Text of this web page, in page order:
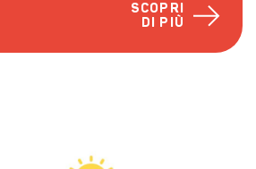
SCOPRI
DI PIÙ